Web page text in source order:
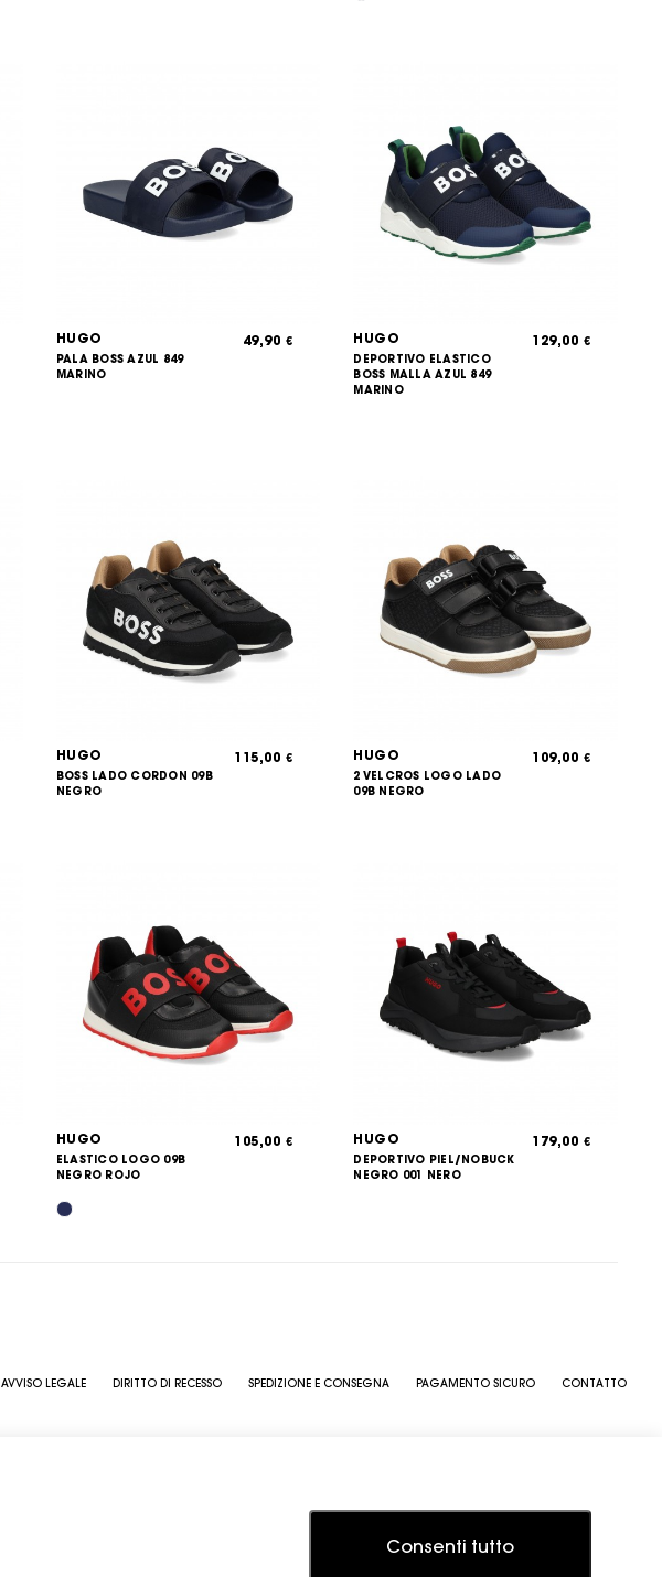
HUGO
PALA BOSS AZUL 849
MARINO
49,90 € HUGO
DEPORTIVO ELASTICO
BOSS MALLA AZUL 849
MARINO
129,00 €
HUGO
BOSS LADO CORDON 09B
NEGRO
115,00 € HUGO
2 VELCROS LOGO LADO
09B NEGRO
109,00 €
HUGO
ELASTICO LOGO 09B
NEGRO ROJO
105,00 € HUGO
DEPORTIVO PIEL/NOBUCK
NEGRO 001 NERO
179,00 €
AVVISO LEGALE DIRITTO DI RECESSO SPEDIZIONE E CONSEGNA PAGAMENTO SICURO CONTATTO
Consenti tutto